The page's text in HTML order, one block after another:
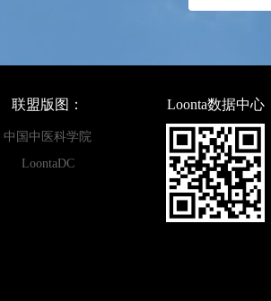
联盟版图：
中国中医科学院
LoontaDC
Loonta数据中心